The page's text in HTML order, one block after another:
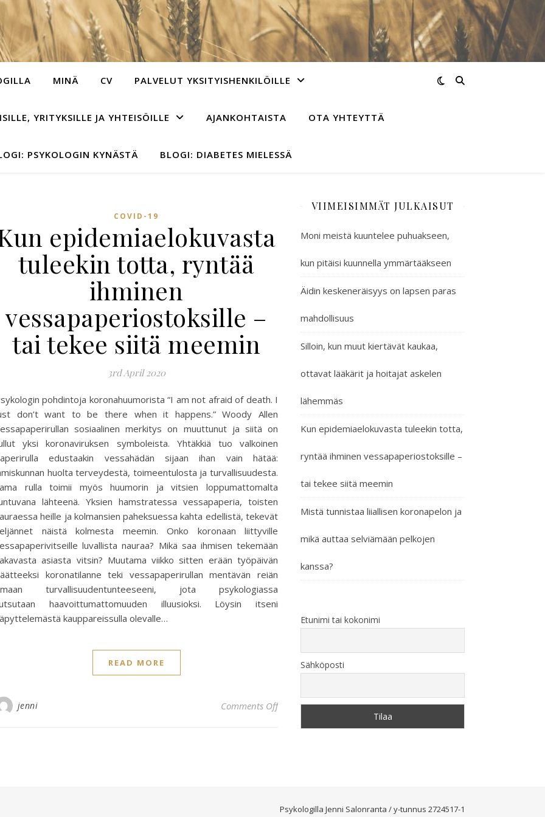
MINÄ CV PALVELUT YKSITYISHENKILÖILLE
YRITYKSILLE JA YHTEISÖILLE AJANKOHTAISTA OTA YHTEYTTÄ
PSYKOLOGIN KYNÄSTÄ BLOGI: DIABETES MIELESSÄ
COVID-19
epidemiaelokuvasta
tuleekin totta, ryntää
ihminen
vessapaperiostoksille –
tai tekee siitä meemin
3rd April 2020
pohdintoja koronahuumorista “I am not afraid of death. I
don’t want to be there when it happens.” Woody Allen
sosiaalinen merkitys on muuttunut ja siitä on
yksi koronaviruksen symboleista. Yhtäkkiä tuo valkoinen
edustaakin vessahädän sijaan ihan vain hätää:
huolta terveydestä, toimeentulosta ja turvallisuudesta.
rulla toimii myös huumorin ja vitsien loppumattomalta
lähteenä. Yksien hamstratessa vessapaperia, toisten
heille ja kolmansien paheksuessa kahta edellistä, tekevät
näistä kolmesta meemin. Onko koronaan liittyville
luvallista nauraa? Mikä saa ihmisen tekemään
asiasta vitsin? Muutama viikko sitten erään työpäivän
koronatilanne teki vessapaperirullan mentävän reiän
turvallisuudentunteeseeni, jota psykologiassa
haavoittumattomuuden illuusioksi. Löysin itseni
kauppareissulla olevalle…
READ MORE
jenni Comments Offon Kun epidemiaelokuvasta tuleekin totta, ryntää ihminen
VIIMEISIMMÄT JULKAISUT
Moni meistä kuuntelee puhuakseen,
kun pitäisi kuunnella ymmärtääkseen
Äidin keskeneräisyys on lapsen paras
mahdollisuus
Silloin, kun muut kiertävät kaukaa,
ottavat lääkärit ja hoitajat askelen
lähemmäs
Kun epidemiaelokuvasta tuleekin totta,
ryntää ihminen vessapaperiostoksille –
tai tekee siitä meemin
Mistä tunnistaa liiallisen koronapelon ja
mikä auttaa selviämään pelkojen
kanssa?
Etunimi tai kokonimi
Sähköposti
Psykologilla Jenni Salonranta / y-tunnus 2724517-1